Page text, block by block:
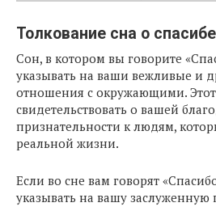
Толкование сна о спасибе
Сон, в котором вы говорите
указывать на ваши вежливые и
отношения с окружающими.
свидетельствовать о вашей
признательности к людям,
реальной жизни.
Если во сне вам говорят
указывать на вашу заслуженную